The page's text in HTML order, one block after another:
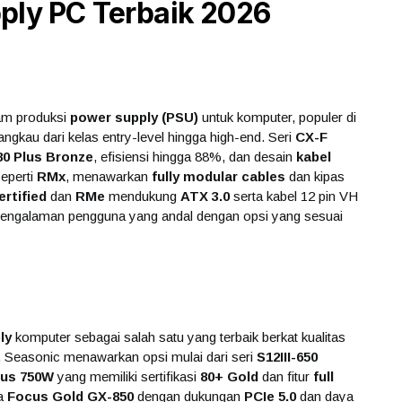
PC Terbaik 2026
produksi power supply (PSU) untuk komputer, populer di
dari kelas entry-level hingga high-end. Seri CX-F
Plus Bronze, efisiensi hingga 88%, dan desain kabel
RMx, menawarkan fully modular cables dan kipas
dan RMe mendukung ATX 3.0serta kabel 12 pin VH
pengguna yang andal dengan opsi yang sesuai
komputer sebagai salah satu yang terbaik berkat kualitas
menawarkan opsi mulai dari seri S12III-650
750Wyang memiliki sertifikasi 80+ Gold dan fitur full
Focus Gold GX-850dengan dukungan PCIe 5.0dan daya